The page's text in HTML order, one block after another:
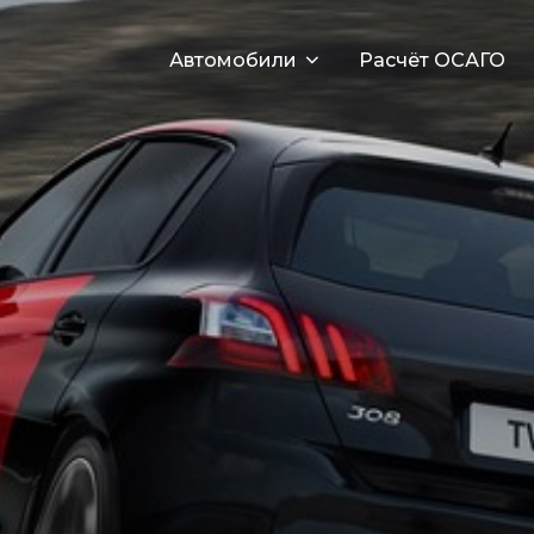
Автомобили Расчёт ОСАГО